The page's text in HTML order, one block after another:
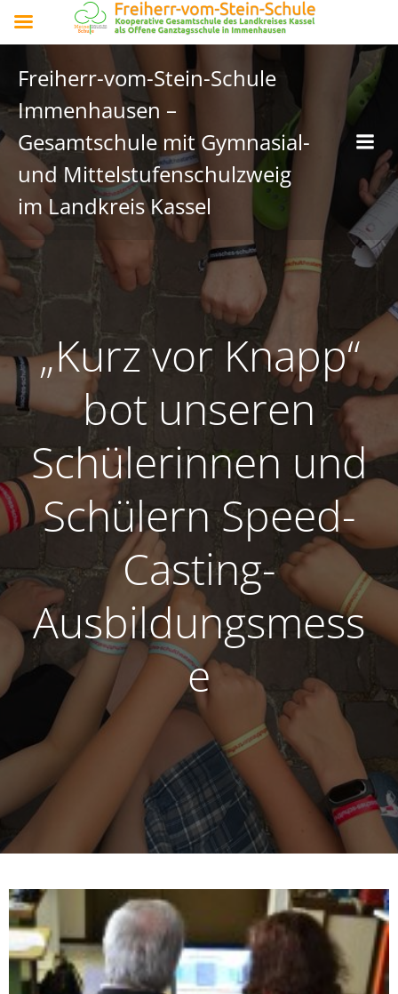
Freiherr-vom-Stein-Schule
Immenhausen –
Gesamtschule mit Gymnasial-
und Mittelstufenschulzweig
im Landkreis Kassel
„Kurz vor Knapp“
bot unseren
Schülerinnen und
Schülern Speed-
Casting-
Ausbildungsmess
e